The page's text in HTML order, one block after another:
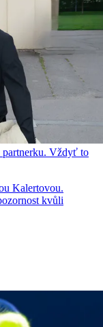
partnerku. Vždyť to
Kalertovou.
kvůli